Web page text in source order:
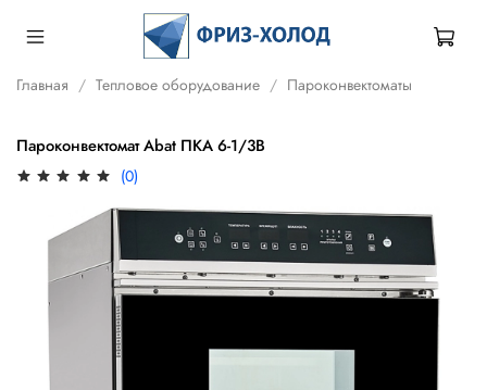
Главная Тепловое оборудование Пароконвектоматы
Пароконвектомат Abat ПКА 6-1/3В
(0)